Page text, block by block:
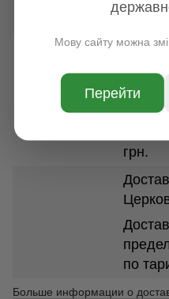
веса
По
грн.
по
Больше информации о
Мову сайту можна
Перейти